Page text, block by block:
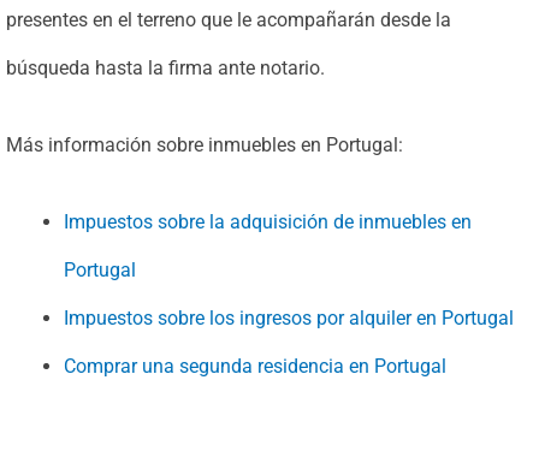
presentes en el terreno que le acompañarán desde la
búsqueda hasta la firma ante notario.
Más información sobre inmuebles en Portugal:
Impuestos sobre la adquisición de inmuebles en
Portugal
Impuestos sobre los ingresos por alquiler en Portugal
Comprar una segunda residencia en Portugal